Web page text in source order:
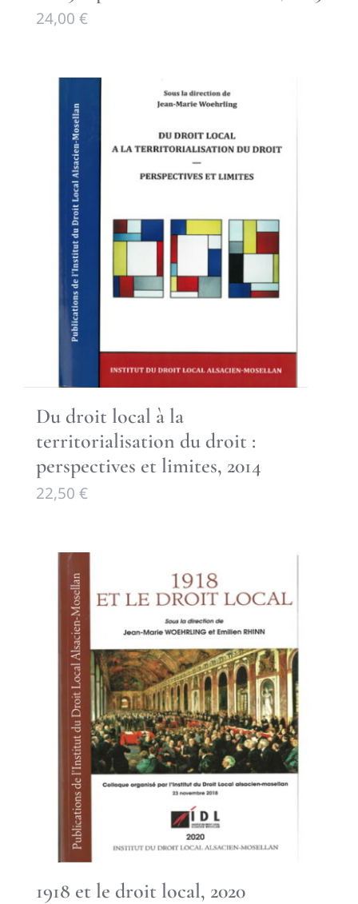
24,00 €
Du droit local à la
territorialisation du droit :
perspectives et limites, 2014
22,50 €
1918 et le droit local, 2020